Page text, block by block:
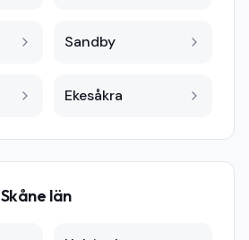
Sandby
Ekesåkra
Skåne län